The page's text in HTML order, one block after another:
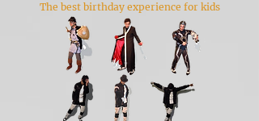
The best birthday experience for kids